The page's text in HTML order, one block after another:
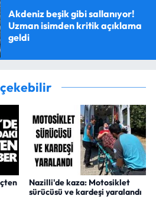
Akdeniz beşik gibi sallanıyor!
Uzman isimden kritik açıklama
geldi
Nazilli'de kaza: Motosiklet
sürücüsü ve kardeşi yaralandı